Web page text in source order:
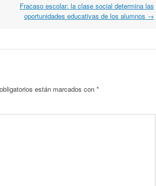
Fracaso escolar: la clase social determina las
oportunidades educativas de los alumnos →
están marcados con *